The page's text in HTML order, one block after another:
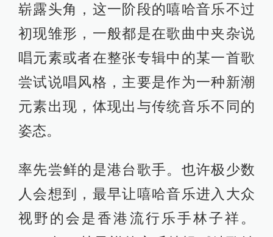
崭露头角，这一阶段的嘻哈音乐不过
初现雏形，一般都是在歌曲中夹杂说
唱元素或者在整张专辑中的某一首歌
尝试说唱风格，主要是作为一种新潮
元素出现，体现出与传统音乐不同的
姿态。
率先尝鲜的是港台歌手。也许极少数
人会想到，最早让嘻哈音乐进入大众
视野的会是香港流行乐手林子祥。